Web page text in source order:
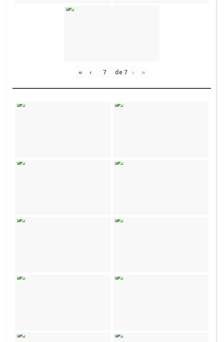
« ‹ de7 › »